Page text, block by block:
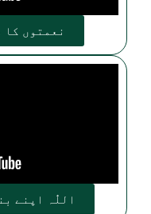
نعمتوں
اللّٰہ اپنے